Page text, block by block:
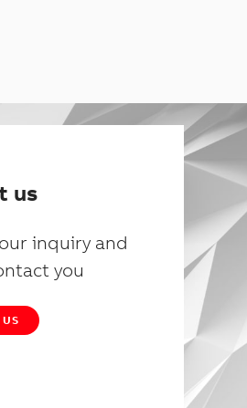
us
inquiry and
you